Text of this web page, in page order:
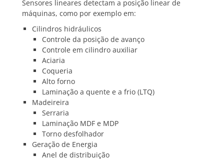
Sensores lineares detectam a posição linear de
máquinas, como por exemplo em:
Cilindros hidráulicos
Controle da posição de avanço
Controle em cilindro auxiliar
Aciaria
Coqueria
Alto forno
Laminação a quente e a frio (LTQ)
Madeireira
Serraria
Laminação MDF e MDP
Torno desfolhador
Geração de Energia
Anel de distribuição